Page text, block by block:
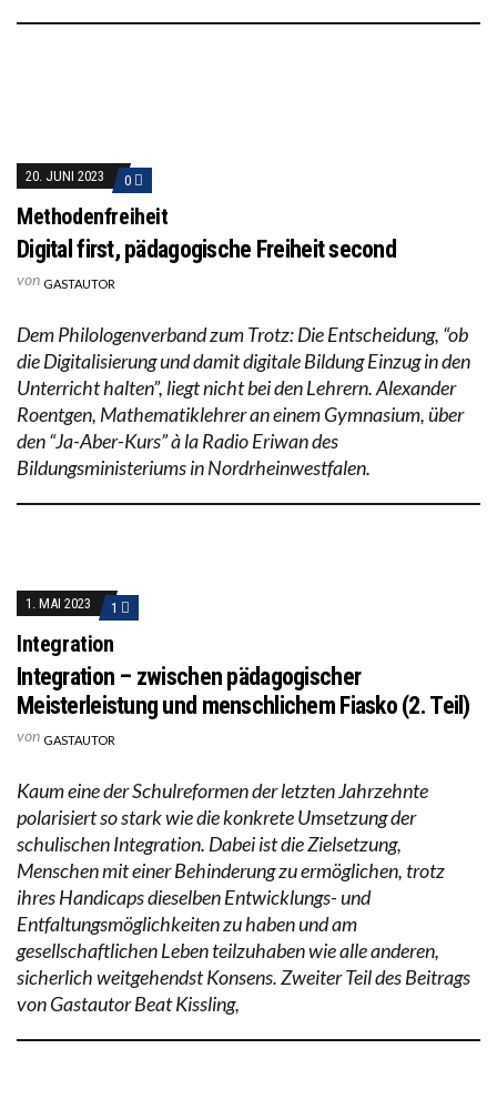
20. JUNI 2023 0
Methodenfreiheit
Digital first, pädagogische Freiheit second
von GASTAUTOR
Dem Philologenverband zum Trotz: Die Entscheidung, “ob
die Digitalisierung und damit digitale Bildung Einzug in den
Unterricht halten”, liegt nicht bei den Lehrern. Alexander
Roentgen, Mathematiklehrer an einem Gymnasium, über
den “Ja-Aber-Kurs” à la Radio Eriwan des
Bildungsministeriums in Nordrheinwestfalen.
1. MAI 2023 1
Integration
Integration – zwischen pädagogischer
Meisterleistung und menschlichem Fiasko (2. Teil)
von GASTAUTOR
Kaum eine der Schulreformen der letzten Jahrzehnte
polarisiert so stark wie die konkrete Umsetzung der
schulischen Integration. Dabei ist die Zielsetzung,
Menschen mit einer Behinderung zu ermöglichen, trotz
ihres Handicaps dieselben Entwicklungs- und
Entfaltungsmöglichkeiten zu haben und am
gesellschaftlichen Leben teilzuhaben wie alle anderen,
sicherlich weitgehendst Konsens. Zweiter Teil des Beitrags
von Gastautor Beat Kissling,